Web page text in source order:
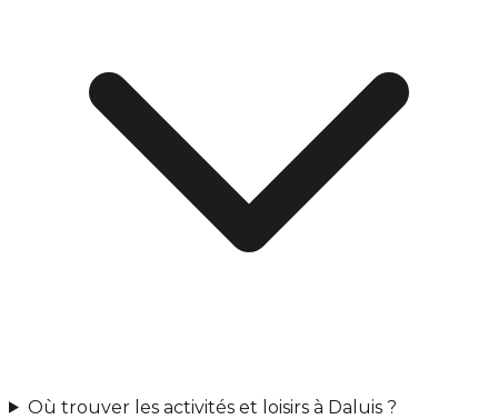
Où trouver les activités et loisirs à Daluis ?